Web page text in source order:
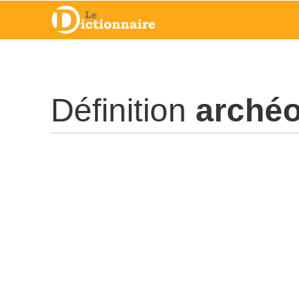
Définition